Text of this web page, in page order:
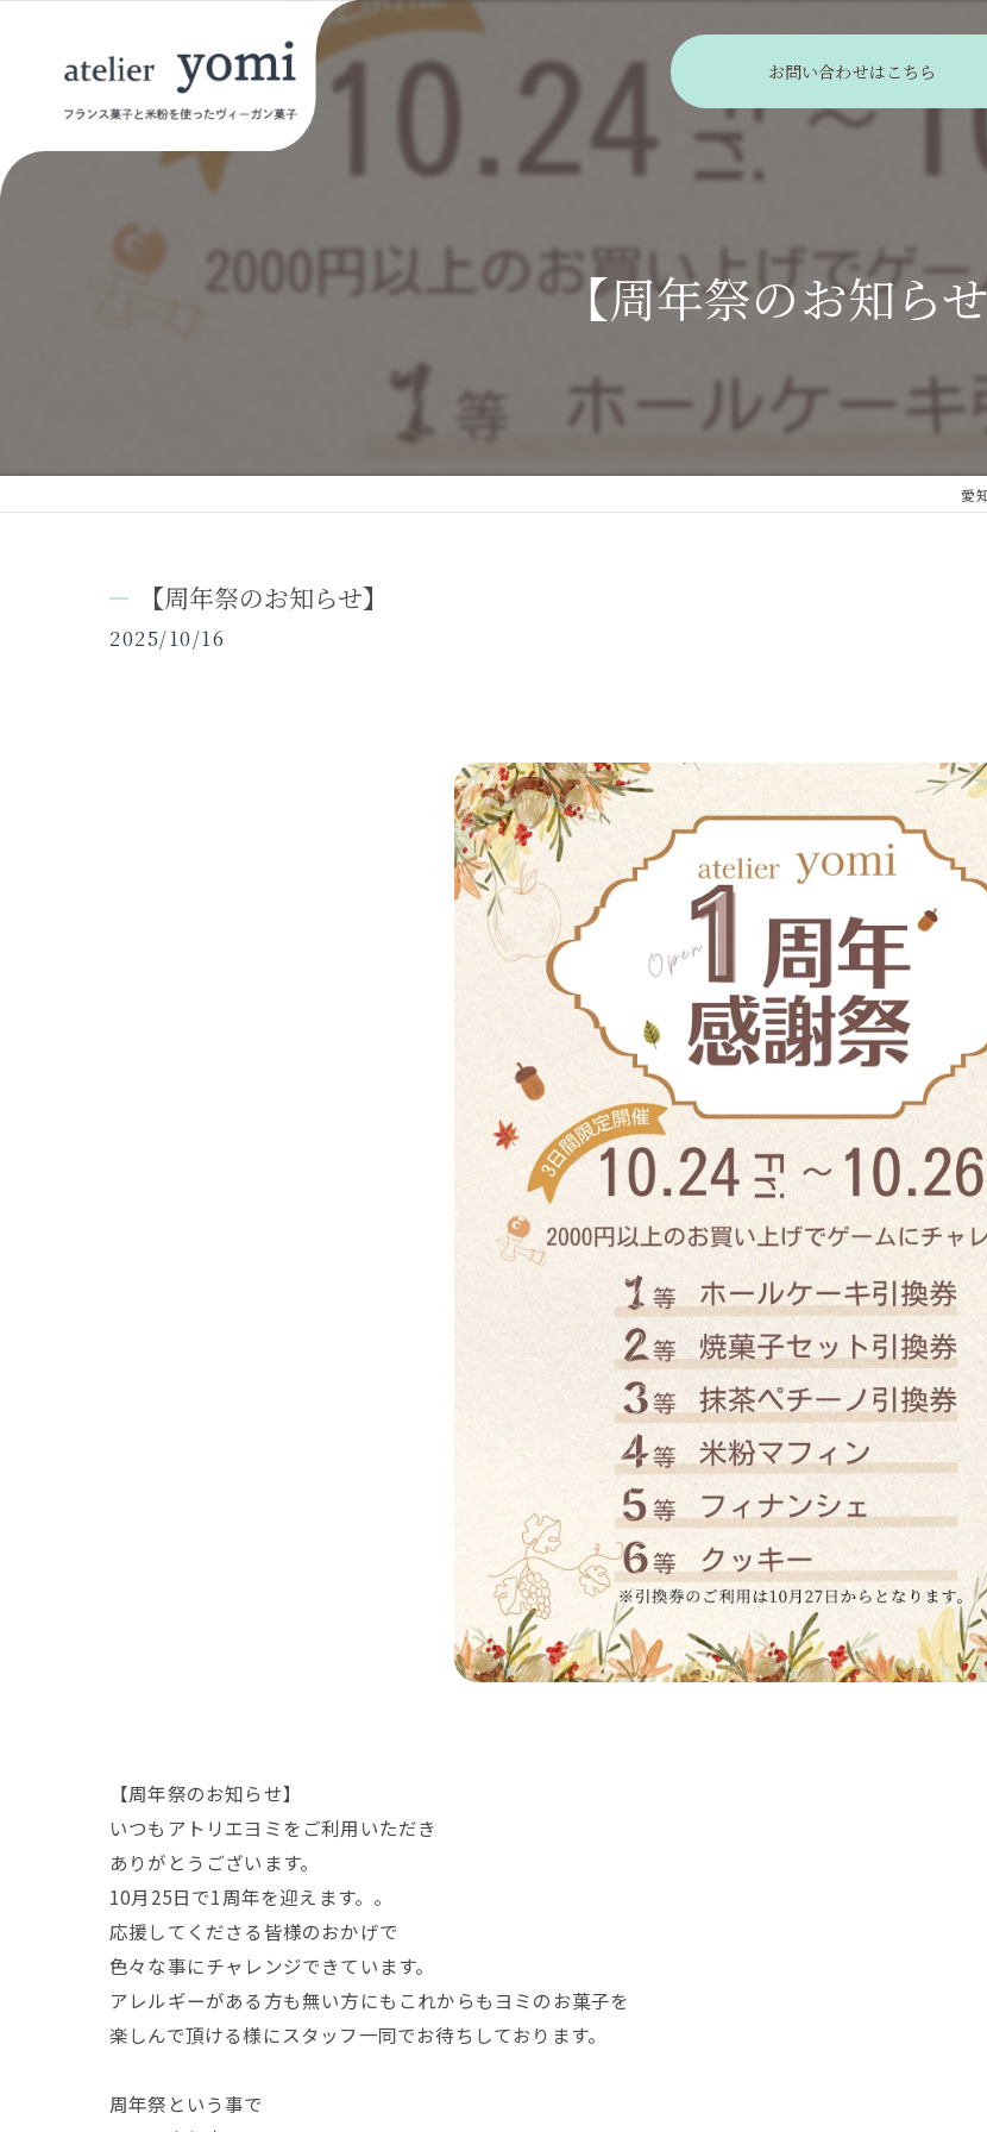
お問い合わせはこちら
【周年祭のお知ら
愛
【周年祭のお知らせ】
2025/10/16
【周年祭のお知らせ】
いつもアトリエヨミをご利用いただき
ありがとうございます。
10月25日で1周年を迎えます。。
応援してくださる皆様のおかげで
色々な事にチャレンジできています。
アレルギーがある方も無い方にもこれからもヨミのお菓子を
楽しんで頂ける様にスタッフ一同でお待ちしております。
周年祭という事で